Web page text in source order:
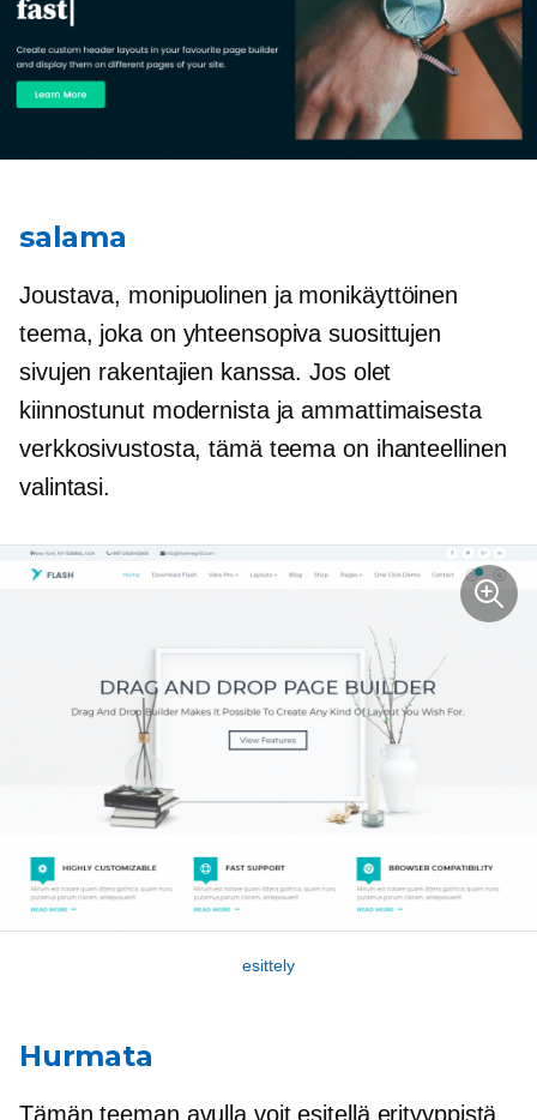
salama
Joustava, monipuolinen ja monikäyttöinen
teema, joka on yhteensopiva suosittujen
sivujen rakentajien kanssa. Jos olet
kiinnostunut modernista ja ammattimaisesta
verkkosivustosta, tämä teema on ihanteellinen
valintasi.
esittely
Hurmata
Tämän teeman avulla voit esitellä erityyppistä